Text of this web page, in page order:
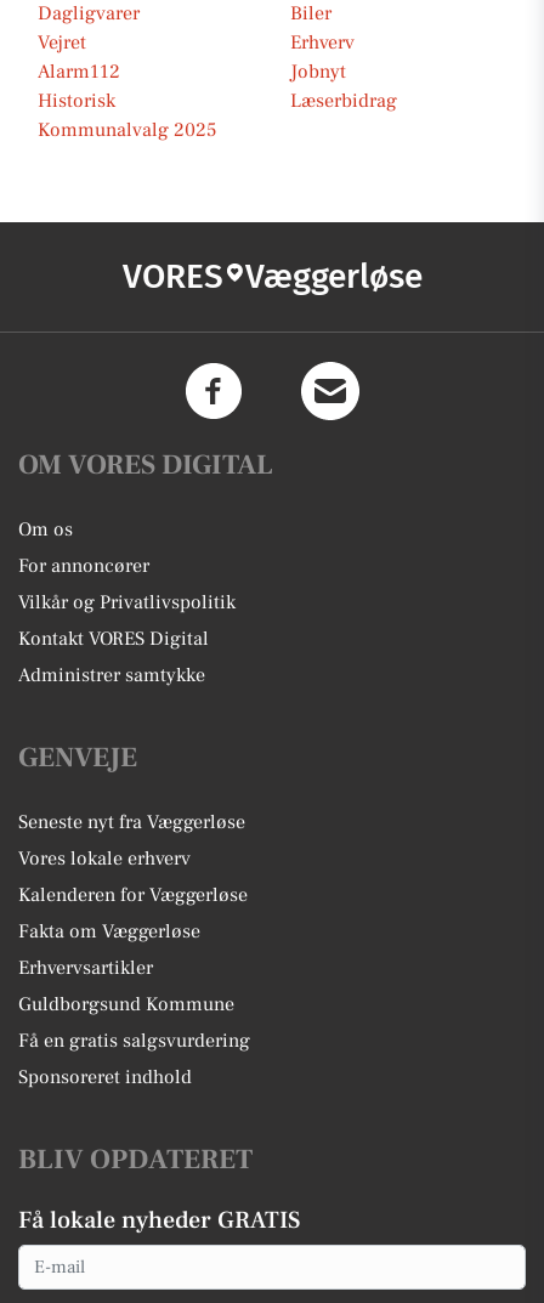
Dagligvarer
Biler
Vejret
Erhverv
Alarm112
Jobnyt
Historisk
Læserbidrag
Kommunalvalg 2025
VORES Væggerløse
OM VORES DIGITAL
Om os
For annoncører
Vilkår og Privatlivspolitik
Kontakt VORES Digital
Administrer samtykke
GENVEJE
Seneste nyt fra Væggerløse
Vores lokale erhverv
Kalenderen for Væggerløse
Fakta om Væggerløse
Erhvervsartikler
Guldborgsund Kommune
Få en gratis salgsvurdering
Sponsoreret indhold
BLIV OPDATERET
Få lokale nyheder GRATIS
Email